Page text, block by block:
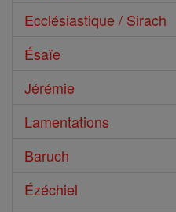
Ecclésiastique / Sirach
Ésaïe
Jérémie
Lamentations
Baruch
Ézéchiel